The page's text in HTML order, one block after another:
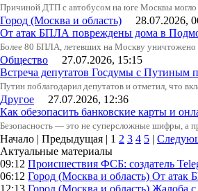
Причиной ДТП с автобусом на юге Москвы могло
Город (Москва и область) 28.07.2026,
От атак БПЛА повреждены дома в
Более 80 БПЛА, летевших на Москву
Общество 27.07.2026, 15:15
Встреча депутатов Госдумы с Путиным
Путин поблагодарил депутатов и отметил, что
Другое 27.07.2026, 12:36
Как обезопасить банковские карты и
Безопасность — это не суперсложные шифры, а
Начало | Предыдущая | 1 2 3 4 5 |
Актуальные материалы
09:12 Происшествия ФСБ: создатель
06:12 Город (Москва и область) От атак
12:13 Город (Москва и область) Жалоба с